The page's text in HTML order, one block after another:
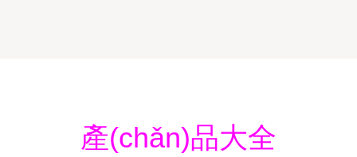
產(chǎn)品大全